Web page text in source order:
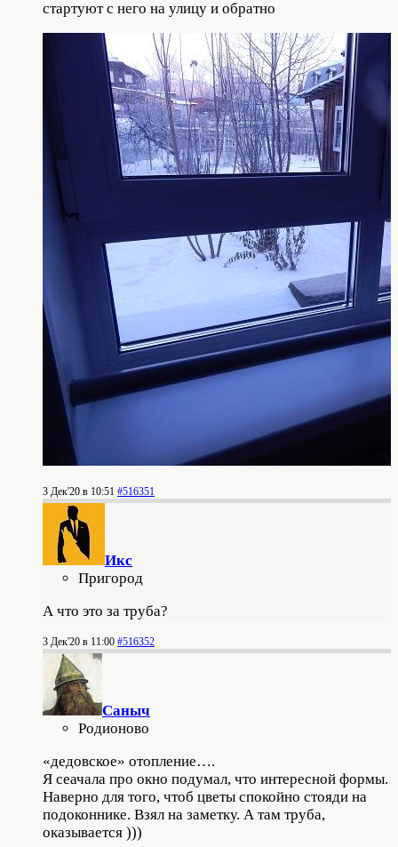
стартуют с него на улицу и обратно
3 Дек'20 в 10:51 #516351
Икс
Пригород
А что это за труба?
3 Дек'20 в 11:00 #516352
Саныч
Родионово
«дедовское» отопление….
Я сеачала про окно подумал, что интересной формы.
Наверно для того, чтоб цветы спокойно стояди на
подоконнике. Взял на заметку. А там труба,
оказывается )))